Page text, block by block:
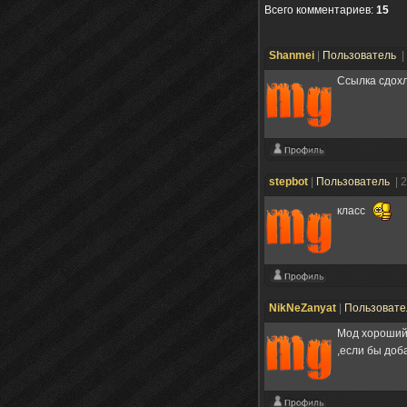
Всего комментариев: 15
Shanmei Пользователь
Ссылка
stepbot Пользователь |
класс
NikNeZanyat
Мод хороший
,если бы